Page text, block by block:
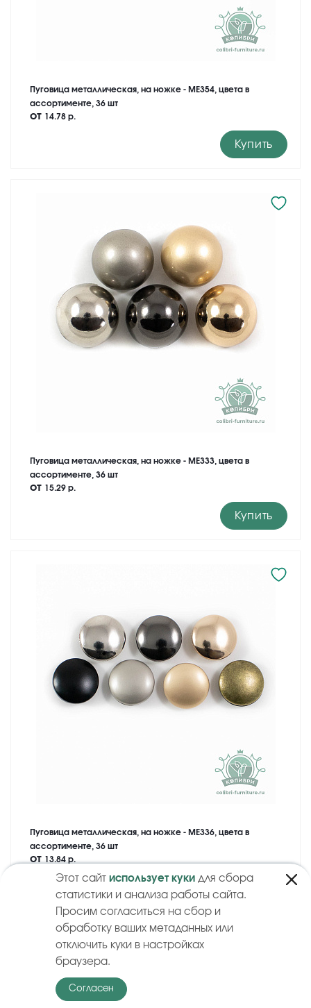
Этот сайт использует куки для сбора
статистики и анализа работы сайта.
Просим согласиться на сбор и
обработку ваших метаданных или
отключить куки в настройках
браузера.
Согласен
Пуговица металлическая, на ножке - ME354, цвета в
ассортименте, 36 шт
от 14.78 р.
Купить
Пуговица металлическая, на ножке - ME333, цвета в
ассортименте, 36 шт
от 15.29 р.
Купить
Пуговица металлическая, на ножке - ME336, цвета в
ассортименте, 36 шт
от 13.84 р.
Купить